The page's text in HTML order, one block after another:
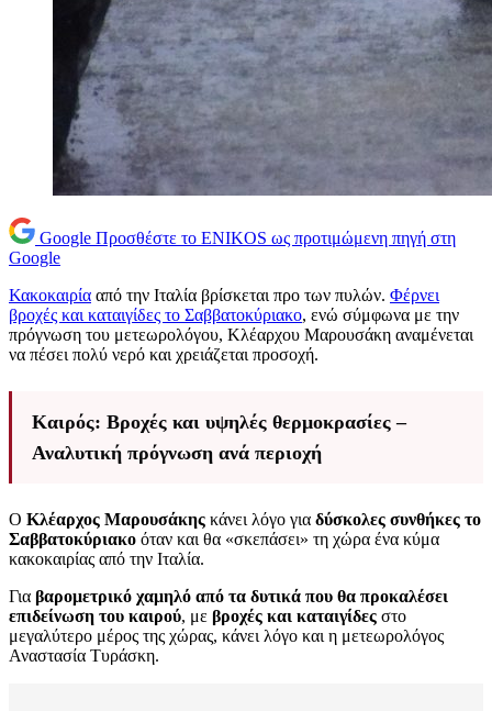
Google Προσθέστε το ENIKOS ως προτιμώμενη πηγή στη
Google
Κακοκαιρία από την Ιταλία βρίσκεται προ των πυλών. Φέρνει
βροχές και καταιγίδες το Σαββατοκύριακο, ενώ σύμφωνα με την
πρόγνωση του μετεωρολόγου, Κλέαρχου Μαρουσάκη αναμένεται
να πέσει πολύ νερό και χρειάζεται προσοχή.
Καιρός: Βροχές και υψηλές θερμοκρασίες –
Αναλυτική πρόγνωση ανά περιοχή
Ο Κλέαρχος Μαρουσάκης κάνει λόγο για δύσκολες συνθήκες το
Σαββατοκύριακο όταν και θα «σκεπάσει» τη χώρα ένα κύμα
κακοκαιρίας από την Ιταλία.
Για βαρομετρικό χαμηλό από τα δυτικά που θα προκαλέσει
επιδείνωση του καιρού, με βροχές και καταιγίδες στο
μεγαλύτερο μέρος της χώρας, κάνει λόγο και η μετεωρολόγος
Αναστασία Τυράσκη.